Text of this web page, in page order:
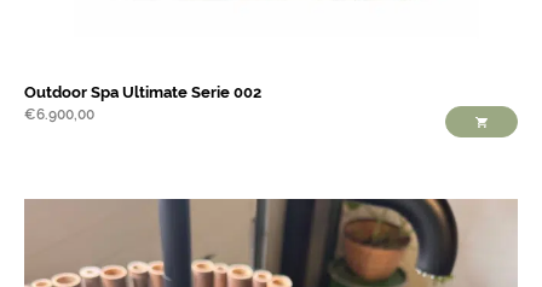
Outdoor Spa Ultimate Serie 002
€6.900,00